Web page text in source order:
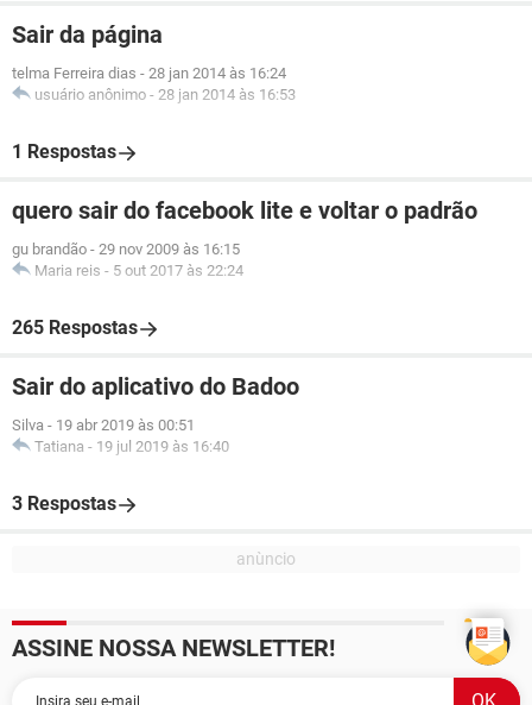
Sair da página
telma Ferreira dias - 28 jan 2014 às 16:24
usuário anônimo - 28 jan 2014 às 16:53
1 Respostas
quero sair do facebook lite e voltar o padrão
gu brandão - 29 nov 2009 às 16:15
Maria reis - 5 out 2017 às 22:24
265 Respostas
Sair do aplicativo do Badoo
Silva - 19 abr 2019 às 00:51
Tatiana - 19 jul 2019 às 16:40
3 Respostas
ASSINE NOSSA NEWSLETTER!